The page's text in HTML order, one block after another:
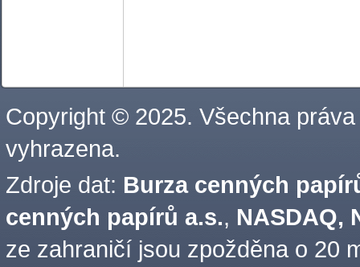
Copyright © 2025. Všechna práva
vyhrazena.
Zdroje dat: Burza cenných
cenných papírů a.s., NASDAQ,
ze zahraničí jsou zpožděna o 20